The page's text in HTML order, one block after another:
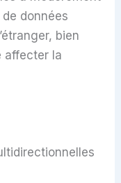
données
bien
affecter la